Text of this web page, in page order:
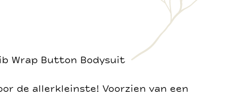
Wrap Button Bodysuit
de allerkleinste! Voorzien van een